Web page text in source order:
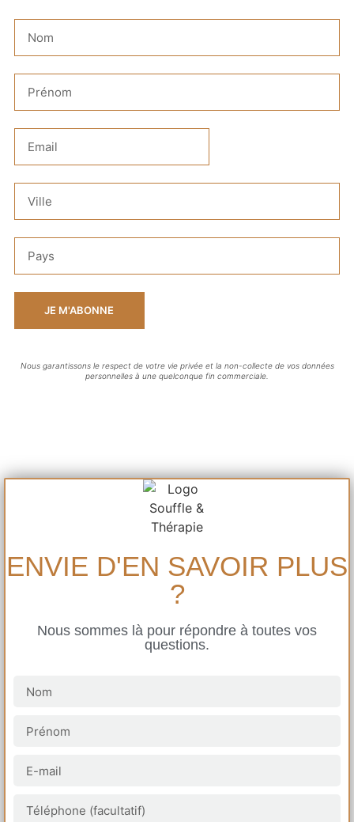
JE M'ABONNE
Nous garantissons le respect de votre vie privée et la non-collecte de vos données
personnelles à une quelconque fin commerciale.
ENVIE D'EN SAVOIR PLUS
?
Nous sommes là pour répondre à toutes vos
questions.